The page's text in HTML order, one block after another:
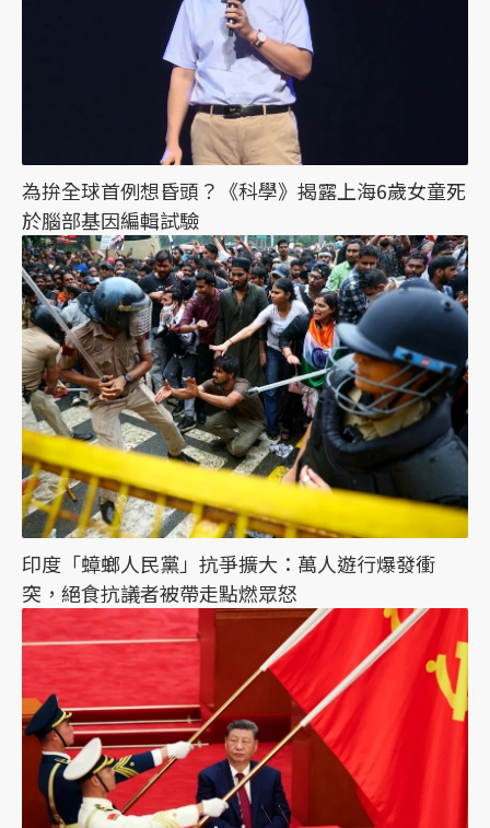
為拚全球首例想昏頭？《科學》揭露上海6歲女童死
於腦部基因編輯試驗
印度「蟑螂人民黨」抗爭擴大：萬人遊行爆發衝
突，絕食抗議者被帶走點燃眾怒